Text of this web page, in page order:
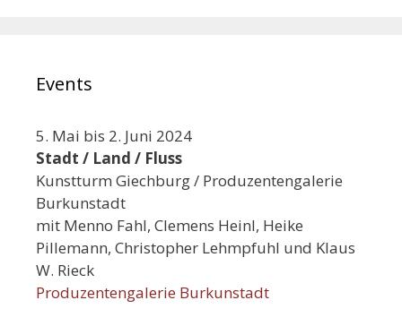
Events
5. Mai bis 2. Juni 2024
Stadt / Land / Fluss
Kunstturm Giechburg / Produzentengalerie
Burkunstadt
mit Menno Fahl, Clemens Heinl, Heike
Pillemann, Christopher Lehmpfuhl und Klaus
W. Rieck
Produzentengalerie Burkunstadt